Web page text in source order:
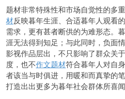
题材非常特殊性和市场自觉性的多
材反映暮年生涯、合适暮年人观看
需求，更有甚者断供的为难形态。
涯无法得到知足；与此同时，负面
影视作品层出，不只影响了群众关
度，也不作文题材符合暮年人对自
者该当与时俱进，用暖和而真挚的
打造出出更多为暮年社会群体所喜